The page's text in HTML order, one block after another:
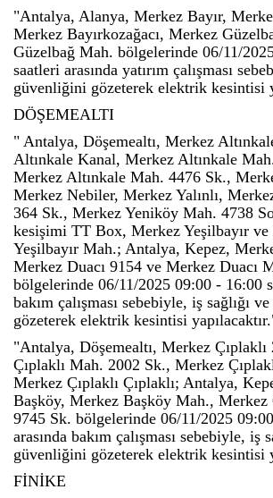
"Antalya, Alanya, Merkez Bayır,
Merkez Bayırkozağacı, Merkez
Güzelbağ Mah. bölgelerinde 06/11/
saatleri arasında yatırım çalışması
güvenliğini gözeterek elektrik kesintisi
DÖŞEMEALTI
" Antalya, Döşemealtı, Merkez
Altınkale Kanal, Merkez Altınkale
Merkez Altınkale Mah. 4476 Sk.,
Merkez Nebiler, Merkez Yalınlı,
364 Sk., Merkez Yeniköy Mah. 4738
kesişimi TT Box, Merkez Yeşilbayır
Yeşilbayır Mah.; Antalya, Kepez,
Merkez Duacı 9154 ve Merkez Duacı
bölgelerinde 06/11/2025 09:00 - 16:00
bakım çalışması sebebiyle, iş sağlığı
gözeterek elektrik kesintisi
"Antalya, Döşemealtı, Merkez
Çıplaklı Mah. 2002 Sk., Merkez
Merkez Çıplaklı Çıplaklı; Antalya,
Başköy, Merkez Başköy Mah., Merkez
9745 Sk. bölgelerinde 06/11/2025
arasında bakım çalışması sebebiyle, iş
güvenliğini gözeterek elektrik kesintisi
FİNİKE